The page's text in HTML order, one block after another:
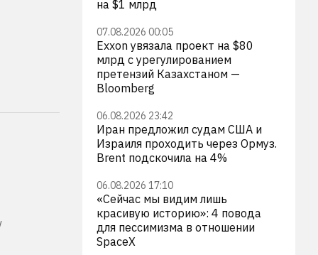
на $1 млрд
07.08.2026 00:05
Exxon увязала проект на $80
млрд с урегулированием
претензий Казахстаном —
Bloomberg
06.08.2026 23:42
Иран предложил судам США и
Израиля проходить через Ормуз.
Brent подскочила на 4%
06.08.2026 17:10
«Сейчас мы видим лишь
красивую историю»: 4 повода
для пессимизма в отношении
SpaceX